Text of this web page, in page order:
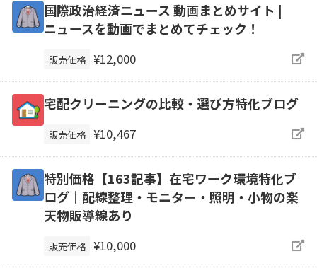
国際政治経済ニュース 動画まとめサイト |
ニュースを動画でまとめてチェック！
販売価格 ¥12,000
宅配クリーニングの比較・選び方特化ブログ
販売価格 ¥10,467
特別価格【163記事】在宅ワーク環境特化ブ
ログ｜配線整理・モニター・照明・小物の楽
天物販導線あり
販売価格 ¥10,000